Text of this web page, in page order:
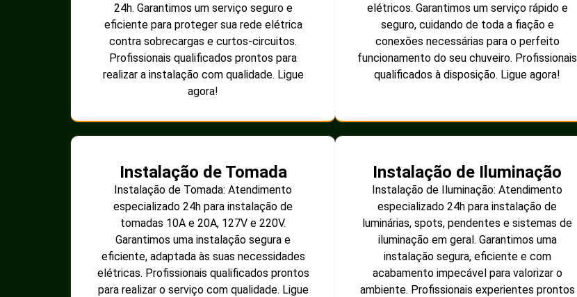
24h. Garantimos um serviço seguro e
eficiente para proteger sua rede elétrica
contra sobrecargas e curtos-circuitos.
Profissionais qualificados prontos para
realizar a instalação com qualidade. Ligue
agora!
elétricos. Garantimos um serviço rápido e
seguro, cuidando de toda a fiação e
conexões necessárias para o perfeito
funcionamento do seu chuveiro. Profissionais
qualificados à disposição. Ligue agora!
Instalação de Tomada
Instalação de Tomada: Atendimento
especializado 24h para instalação de
tomadas 10A e 20A, 127V e 220V.
Garantimos uma instalação segura e
eficiente, adaptada às suas necessidades
elétricas. Profissionais qualificados prontos
para realizar o serviço com qualidade. Ligue
Instalação de Iluminação
Instalação de Iluminação: Atendimento
especializado 24h para instalação de
luminárias, spots, pendentes e sistemas de
iluminação em geral. Garantimos uma
instalação segura, eficiente e com
acabamento impecável para valorizar o
ambiente. Profissionais experientes prontos